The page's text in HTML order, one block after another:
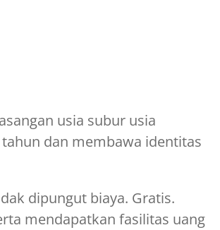
usia subur usia
dan membawa identitas
dipungut biaya. Gratis.
mendapatkan fasilitas uang